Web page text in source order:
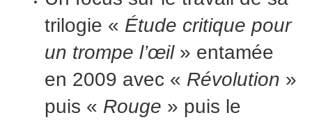
trilogie « Étude critique pour
un trompe l’œil» entamée
en 2009 avec « Révolution »
puis « Rouge » puis le